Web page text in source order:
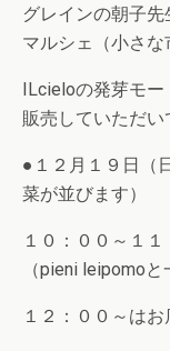
グレインの朝子
マルシェ（小さな
ILcieloの発芽モー
販売していただい
●１２月１９日（
菜が並びます）
１０：００～１
（pieni leipomoと
１２：００～はお